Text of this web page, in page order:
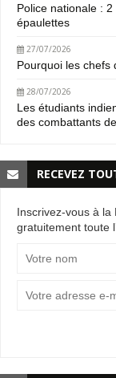
Police nationale :
épaulettes
27/07/2026
Pourquoi les chefs
28/07/2026
Les étudiants
des combattants
RECEVEZ
Inscrivez-vous à la
gratuitement toute